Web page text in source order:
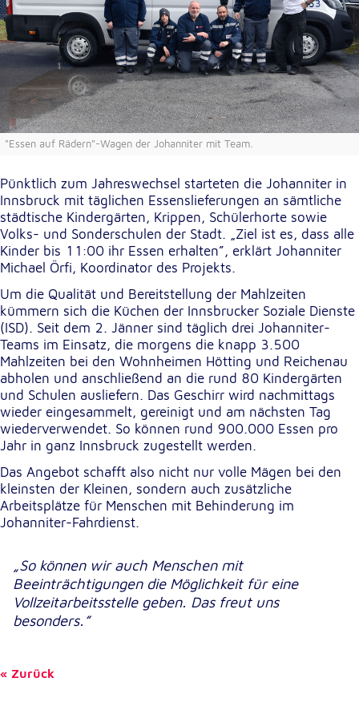
"Essen auf Rädern"-Wagen der Johanniter mit Team.
Pünktlich zum Jahreswechsel starteten die Johanniter in
Innsbruck mit täglichen Essenslieferungen an sämtliche
städtische Kindergärten, Krippen, Schülerhorte sowie
Volks- und Sonderschulen der Stadt. „Ziel ist es, dass alle
Kinder bis 11:00 ihr Essen erhalten”, erklärt Johanniter
Michael Örfi, Koordinator des Projekts.
Um die Qualität und Bereitstellung der Mahlzeiten
kümmern sich die Küchen der Innsbrucker Soziale Dienste
(ISD). Seit dem 2. Jänner sind täglich drei Johanniter-
Teams im Einsatz, die morgens die knapp 3.500
Mahlzeiten bei den Wohnheimen Hötting und Reichenau
abholen und anschließend an die rund 80 Kindergärten
und Schulen ausliefern. Das Geschirr wird nachmittags
wieder eingesammelt, gereinigt und am nächsten Tag
wiederverwendet. So können rund 900.000 Essen pro
Jahr in ganz Innsbruck zugestellt werden.
Das Angebot schafft also nicht nur volle Mägen bei den
kleinsten der Kleinen, sondern auch zusätzliche
Arbeitsplätze für Menschen mit Behinderung im
Johanniter-Fahrdienst.
„So können wir auch Menschen mit
Beeinträchtigungen die Möglichkeit für eine
Vollzeitarbeitsstelle geben. Das freut uns
besonders.”
Zurück
unsere Besucher unsere Website nutzen.
Google Analytics
Name:
_ga, _gid, _gac_gb_
Anbieter:
Google LLC
Erhebung von Statistiken zur Website-Nutzung
Cookie Laufzeit:
24 Stunden - 2 Jahre
Google Tag Manager
Anbieter:
Google LLC
Externe Dienste
Um Inhalte von Videoplattformen und
Kartendiensten anzeigen zu können, werden von
diesen externen Diensten Cookies gesetzt.
YouTube
Anbieter:
Zweck:
Einbinden und Anzeigen von Videos